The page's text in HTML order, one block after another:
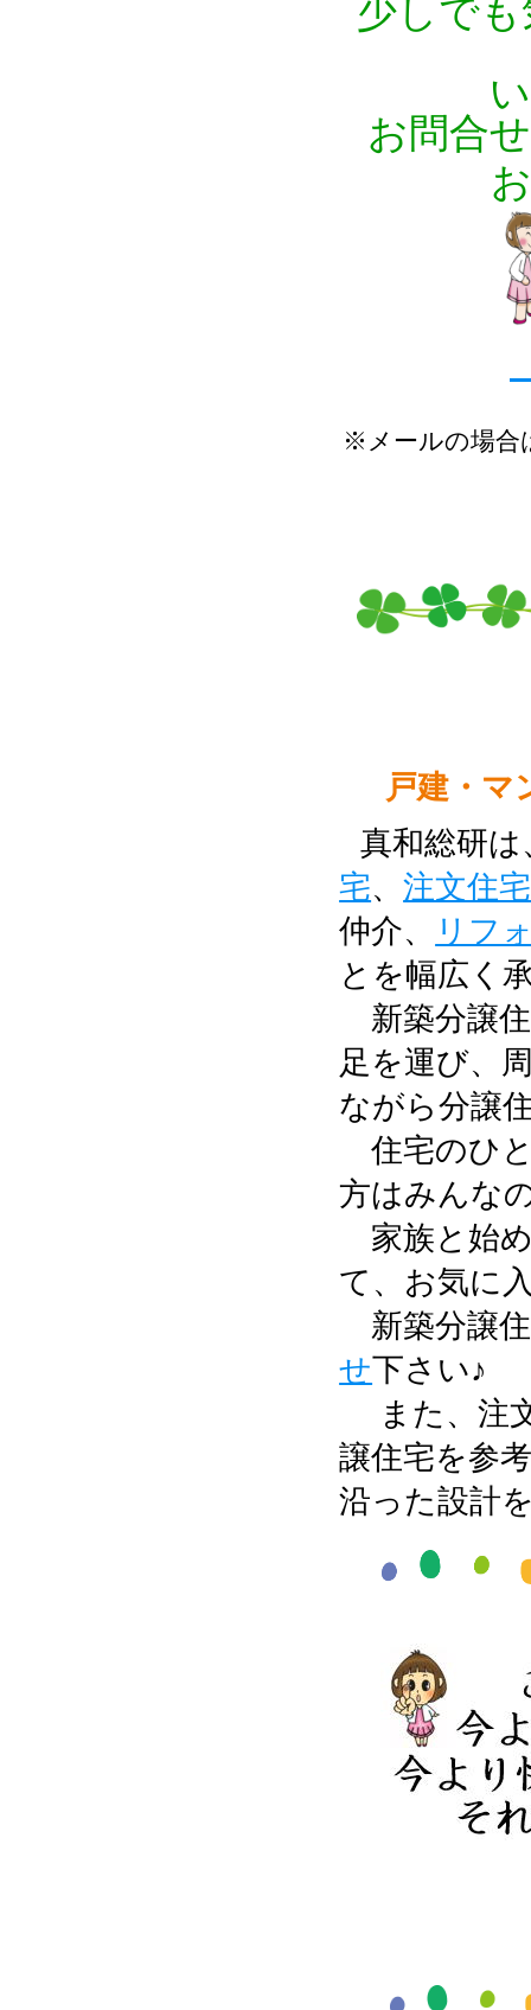
少しで
お問合
※メールの場合
戸建・マ
真和総研
宅、注文住宅
仲介、
リフ
とを幅広く
新築分譲
足を運び、
ながら分譲
住宅のひ
方はみんな
家族と始
て、お気に
新築分譲
せ下さい♪
また、注
譲住宅を参
沿った設計